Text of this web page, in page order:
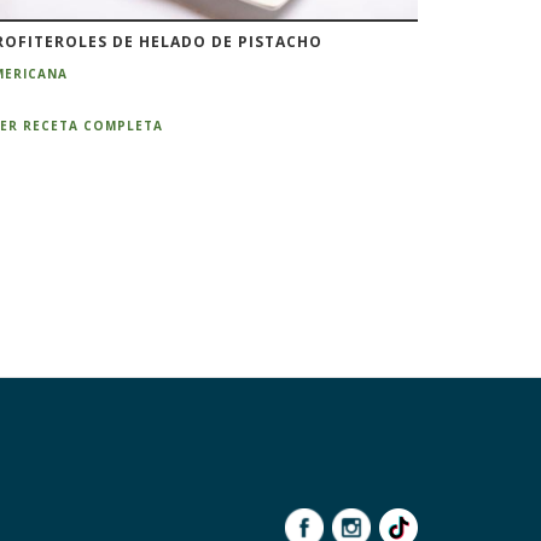
DE HELADO DE PISTACHO
RECETA COMPLETA